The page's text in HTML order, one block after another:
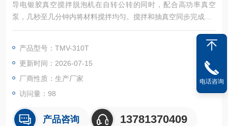
导电银胶真空搅拌脱泡机在自转公转的同时，配合高功率真空
泵，几秒至几分钟内将材料搅拌均匀。搅拌和抽真空同步完成。
配备不同的夹具及杯子，能搅拌几克至300克以内的材料，轻松
产品型号：TMV-310T
更新时间：2026-07-15
厂商性质：生产厂家
访问量：98
产品咨询 13781370409
电话咨询